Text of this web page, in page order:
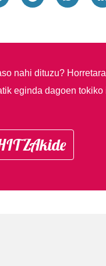
nahi dituzu?
eginda dagoen